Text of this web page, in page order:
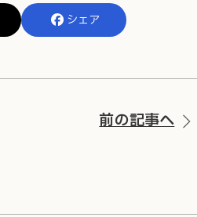
シェア
前の記事へ